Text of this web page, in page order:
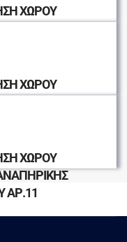
ΧΩΡΟΥ
22
ΧΩΡΟΥ
ΑΡ.24
ΧΩΡΟΥ
ΑΡ.11